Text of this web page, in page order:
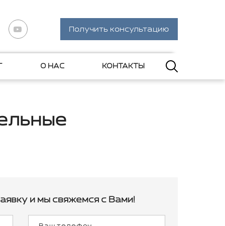
Получить консультацию
О НАС КОНТАКТЫ
и мы свяжемся с Вами!